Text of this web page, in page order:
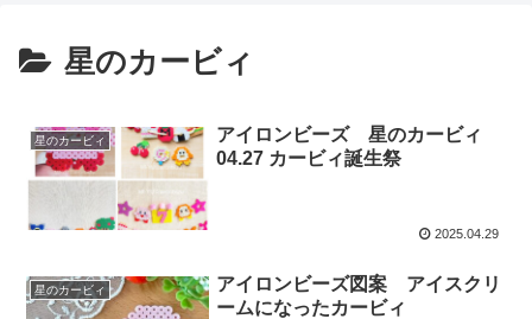
星のカービィ
星のカービィ
アイロンビーズ 星のカービィ
04.27 カービィ誕生祭
2025.04.29
星のカービィ
アイロンビーズ図案 アイスクリ
ームになったカービィ